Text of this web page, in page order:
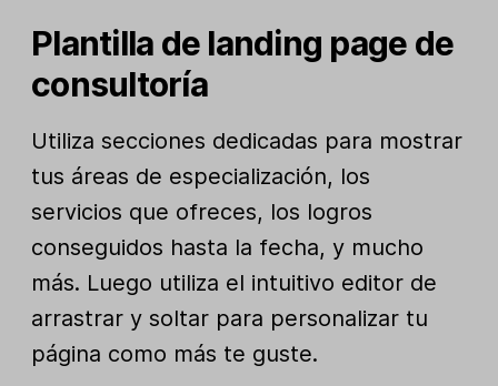
Plantilla de landing page de
consultoría
Utiliza secciones dedicadas para mostrar
tus áreas de especialización, los
servicios que ofreces, los logros
conseguidos hasta la fecha, y mucho
más. Luego utiliza el intuitivo editor de
arrastrar y soltar para personalizar tu
página como más te guste.